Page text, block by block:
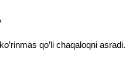
qo’li chaqaloqni